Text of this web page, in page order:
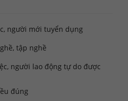
người mới tuyển dụng
tập nghề
người lao động tự do được
đúng